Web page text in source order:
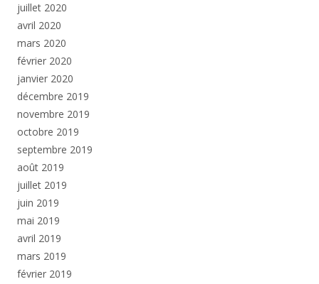
juillet 2020
avril 2020
mars 2020
février 2020
janvier 2020
décembre 2019
novembre 2019
octobre 2019
septembre 2019
août 2019
juillet 2019
juin 2019
mai 2019
avril 2019
mars 2019
février 2019